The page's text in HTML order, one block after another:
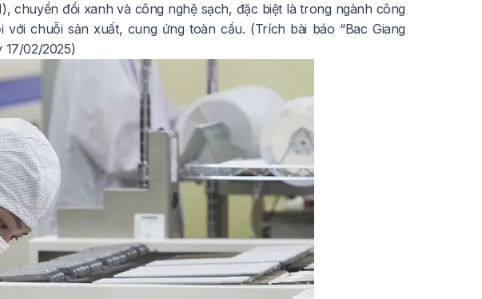
chuyển đổi xanh và công nghệ sạch, đặc biệt là trong ngành công
chuỗi sản xuất, cung ứng toàn cầu. (Trích bài báo “Bac Giang
17/02/2025)